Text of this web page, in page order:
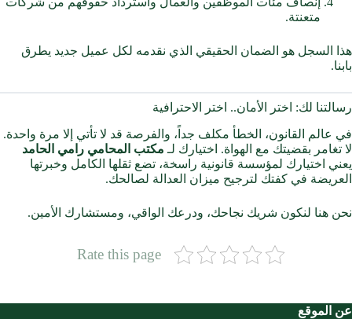
متعنتة.
هذا السجل هو الضمان الحقيقي الذي نقدمه لكل عميل جديد يطرق
بابنا.
رسالتنا لك: اختر الأمان.. اختر الاحترافية
في عالم القانون، الخطأ مكلف جداً، والفرصة قد لا تأتي إلا مرة واحدة.
لا تغامر بقضيتك مع الهواة. اختيارك لـ مكتب المحامي رامي الحامد
يعني اختيارك لمؤسسة قانونية راسخة، تضع ثقلها الكامل وخبرتها
العريضة في كفتك لترجيح ميزان العدالة لصالحك.
نحن هنا لنكون شريك نجاحك، ودرعك الواقي، ومستشارك الأمين.
Rate this page
عن الموقع